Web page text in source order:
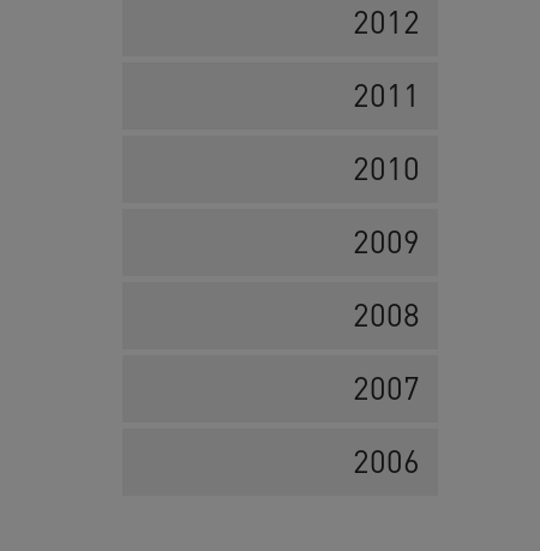
2012
2011
2010
2009
2008
2007
2006